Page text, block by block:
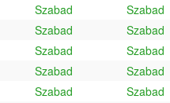
Szabad
Szabad
Szabad
Szabad
Szabad
Szabad
Szabad
Szabad
Szabad
Szabad